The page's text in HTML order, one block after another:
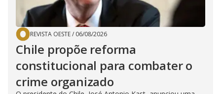
REVISTA OESTE/ 06/08/2026
Chile propõe reforma
constitucional para combater o
crime organizado